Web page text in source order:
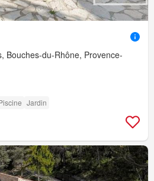
Bouches-du-Rhône, Provence-
Jardin